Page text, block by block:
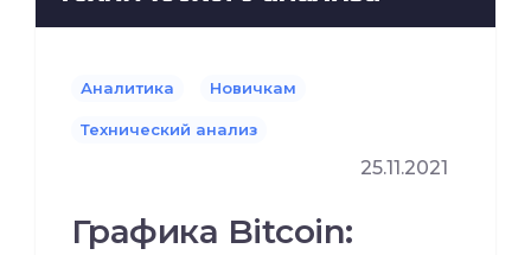
Аналитика Новичкам
Технический анализ
25.11.2021
Графика Bitcoin: